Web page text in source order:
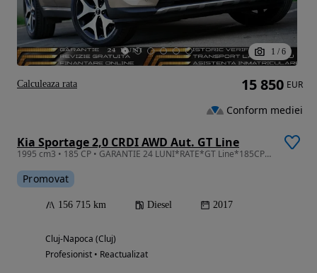
1 / 6
Kia Sportage 2,0 CRDI AWD Aut. GT Line
1995 cm3 • 185 CP • GARANTIE 24 LUNI*RATE*GT Line*185CP*4x4*Automata*Piele*PanoramaFull
Promovat
156 715 km Diesel 2017
Cluj-Napoca (Cluj)
Profesionist • Reactualizat
15 850 EUR
Conform mediei
Calculeaza rata